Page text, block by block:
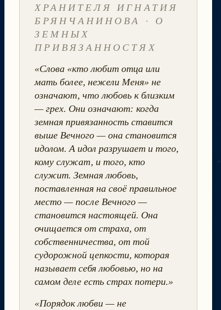
ХРАНИТЕЛЯ ИГНАТИЯ
БРЯНЧАНИНОВА · О
ЗЕМНЫХ
ПРИВЯЗАННОСТЯХ
«Слова «кто любит отца или
мать более, нежели Меня» не
означают, что любовь к близким
— грех. Они означают: когда
земная привязанность ставится
выше Вечного — она становится
идолом. А идол разрушает и того,
кому служат, и того, кто
служит. Земная любовь,
поставленная на своё правильное
место — после Вечного —
становится настоящей. Она
очищается от страха, от
собственничества, от той
судорожной цепкости, которая
называет себя любовью, но на
самом деле есть страх потери.»
«Порядок любви — не